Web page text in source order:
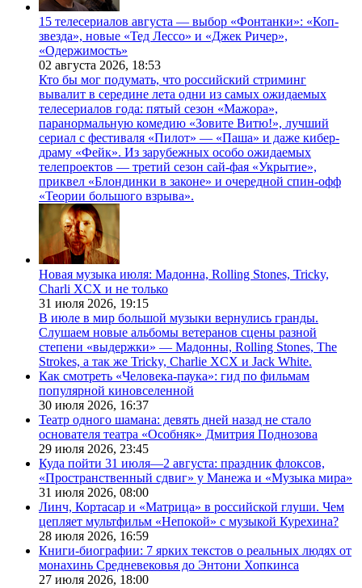
15 телесериалов августа — выбор «Фонтанки»: «Коп-
звезда», новые «Тед Лессо» и «Джек Ричер»,
«Одержимость»
02 августа 2026, 18:53
Кто бы мог подумать, что российский стриминг
вывалит в середине лета одни из самых ожидаемых
телесериалов года: пятый сезон «Мажора»,
паранормальную комедию «Зовите Витю!», лучший
сериал с фестиваля «Пилот» — «Паша» и даже кибер-
драму «Фейк». Из зарубежных особо ожидаемых
телепроектов — третий сезон сай-фая «Укрытие»,
приквел «Блондинки в законе» и очередной спин-офф
«Теории большого взрыва».
Новая музыка июля: Мадонна, Rolling Stones, Tricky,
Charli XCX и не только
31 июля 2026, 19:15
В июле в мир большой музыки вернулись гранды.
Слушаем новые альбомы ветеранов сцены разной
степени «выдержки» — Мадонны, Rolling Stones, The
Strokes, а так же Tricky, Charlie XCX и Jack White.
Как смотреть «Человека-паука»: гид по фильмам
популярной киновселенной
30 июля 2026, 16:37
Театр одного шамана: девять дней назад не стало
основателя театра «Особняк» Дмитрия Поднозова
29 июля 2026, 23:45
Куда пойти 31 июля—2 августа: праздник флоксов,
«Пространственный сдвиг» у Манежа и «Музыка мира»
31 июля 2026, 08:00
Линч, Кортасар и «Матрица» в российской глуши. Чем
цепляет мультфильм «Непокой» с музыкой Курехина?
28 июля 2026, 16:59
Книги-биографии: 7 ярких текстов о реальных людях от
монахинь Средневековья до Энтони Хопкинса
27 июля 2026, 18:00